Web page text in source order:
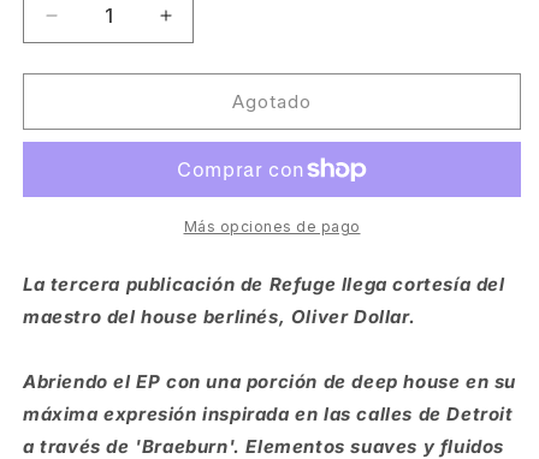
Reducir
cantidad
para
Dollar
EP
&amp;
[Refuge
Aumentar
cantidad
para
Dollar
Braeburn
EP
feat.
&amp;
[Refuge
Agotado
Más opciones de pago
La tercera publicación de Refuge llega cortesía del
maestro del house berlinés, Oliver Dollar.
Abriendo el EP con una porción de deep house en su
máxima expresión inspirada en las calles de Detroit
a través de 'Braeburn'. Elementos suaves y fluidos